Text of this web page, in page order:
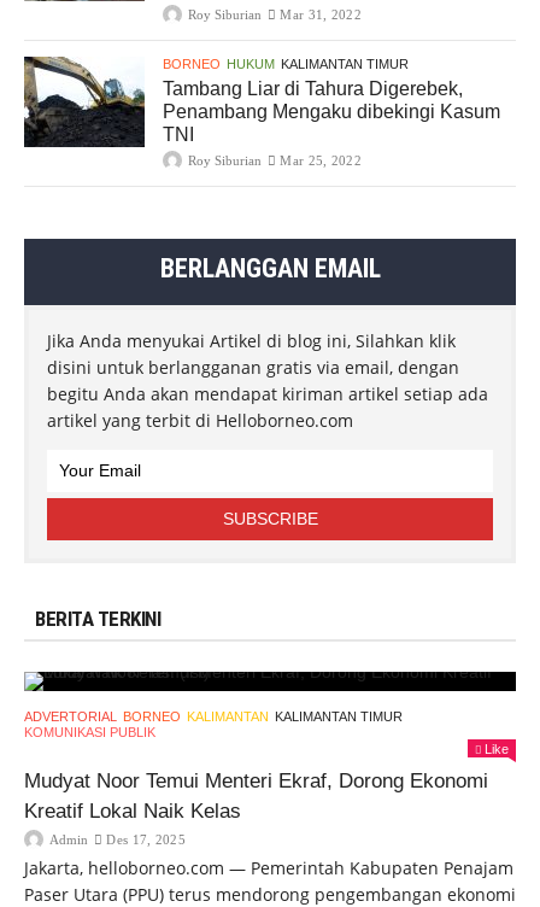
Roy Siburian Mar 31, 2022
BORNEO HUKUM KALIMANTAN TIMUR
Tambang Liar di Tahura Digerebek,
Penambang Mengaku dibekingi Kasum
TNI
Roy Siburian Mar 25, 2022
BERLANGGAN EMAIL
Jika Anda menyukai Artikel di blog ini, Silahkan klik
disini untuk berlangganan gratis via email, dengan
begitu Anda akan mendapat kiriman artikel setiap ada
artikel yang terbit di Helloborneo.com
BERITA TERKINI
ADVERTORIAL BORNEO KALIMANTAN KALIMANTAN TIMUR
KOMUNIKASI PUBLIK
Like
Mudyat Noor Temui Menteri Ekraf, Dorong Ekonomi
Kreatif Lokal Naik Kelas
Admin Des 17, 2025
Jakarta, helloborneo.com — Pemerintah Kabupaten Penajam
Paser Utara (PPU) terus mendorong pengembangan ekonomi